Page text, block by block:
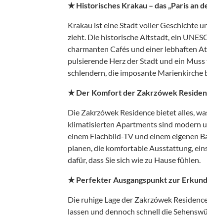
★ Historisches Krakau – das „Paris an
Krakau ist eine Stadt voller Geschichte
zieht. Die historische Altstadt, ein
charmanten Cafés und einer lebhaften
pulsierende Herz der Stadt und ein
schlendern, die imposante Marienkirche
★ Der Komfort der Zakrzówek
Die Zakrzówek Residence bietet alles,
klimatisierten Apartments sind modern
einem Flachbild-TV und einem eigenen
planen, die komfortable Ausstattung,
dafür, dass Sie sich wie zu Hause fühlen.
★ Perfekter Ausgangspunkt zur
Die ruhige Lage der Zakrzówek
lassen und dennoch schnell die